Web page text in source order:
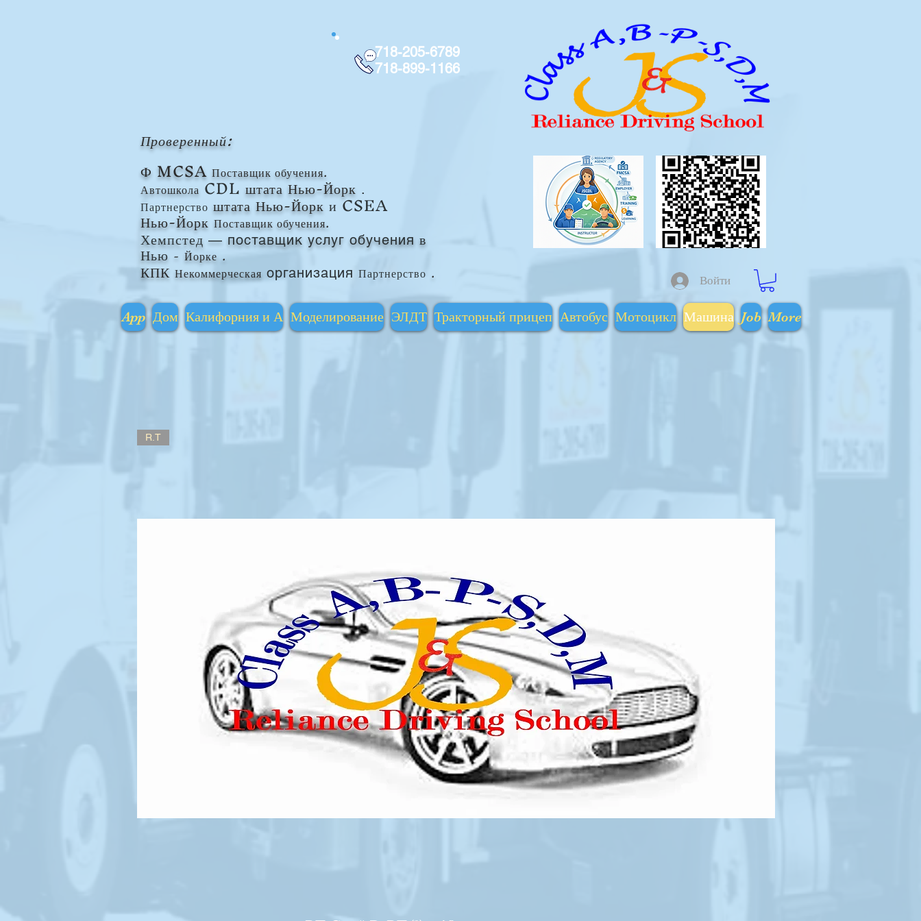
718-205-6789
718-899-1166
Проверенный:
ФMCSAПоставщик обучения.
АвтошколаCDLштата Нью-Йорк .
Партнерствоштата Нью-Йорки CSEA
Нью-ЙоркПоставщик обучения.
Хемпстед — поставщик услуг обучения в
Нью- Йорке.
КПКНекоммерческая организация Партнерство . Войти
App Дом Калифорния и А Моделирование ЭЛДТ Тракторный прицеп Автобус Мотоцикл Машина Job More
R.T